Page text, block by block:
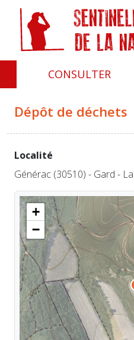
CONSULTER
Dépôt de déchets
Localité
Générac (30510) - Gard -
+
−
Panneau de gestion des